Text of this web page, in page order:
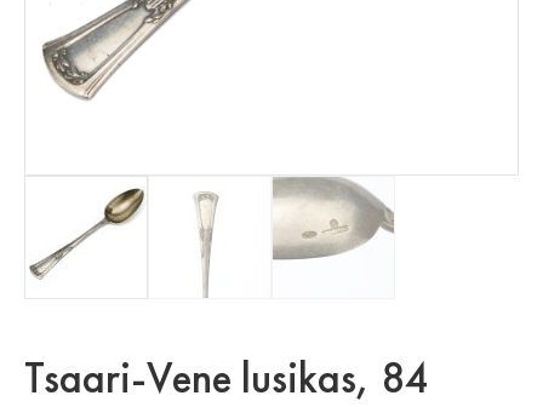
Tsaari-Vene lusikas, 84